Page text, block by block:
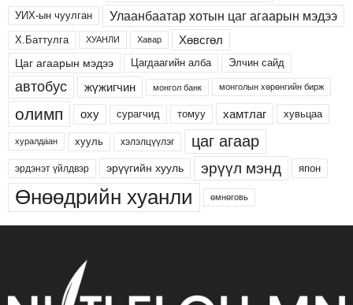
УИХ-ын чуулган Улаанбаатар хотын цаг агаарын мэдээ
Х.Баттулга ХУАНЛИ Хавар Хөвсгөл
Цаг агаарын мэдээ Цагдаагийн алба Элчин сайд
автобус жүжигчин монгол банк монголын хөрөнгийн бирж
олимп оху сурагчид томуу хамтлаг хувьцаа
хуралдаан хууль хэлэлцүүлэг цаг агаар
эрдэнэт үйлдвэр эрүүгийн хууль эрүүл мэнд япон
Өнөөдрийн хуанли өмнөговь